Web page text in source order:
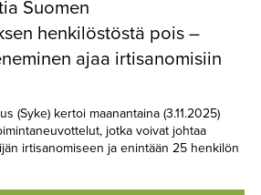
Suomen
henkilöstöstä pois –
ajaa irtisanomisiin
(Syke) kertoi maanantaina (3.11.2025)
jotka voivat johtaa
irtisanomiseen ja enintään 25 henkilön